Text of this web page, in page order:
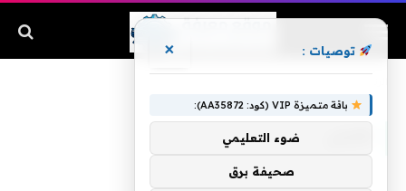
توصيات : ×
باقة متميزة VIP (كود: AA35872):
ضوء التعليمي
صحيفة برق